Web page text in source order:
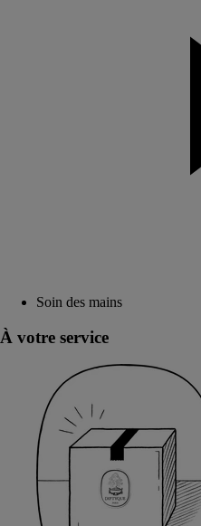
Soin des mains
À votre service